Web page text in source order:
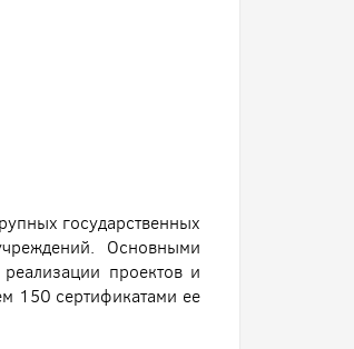
государственных
Основными
проектов и
150 сертификатами ее